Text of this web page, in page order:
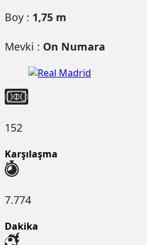
Boy : 1,75 m
Mevki : On Numara
152
Karşılaşma
7.774
Dakika